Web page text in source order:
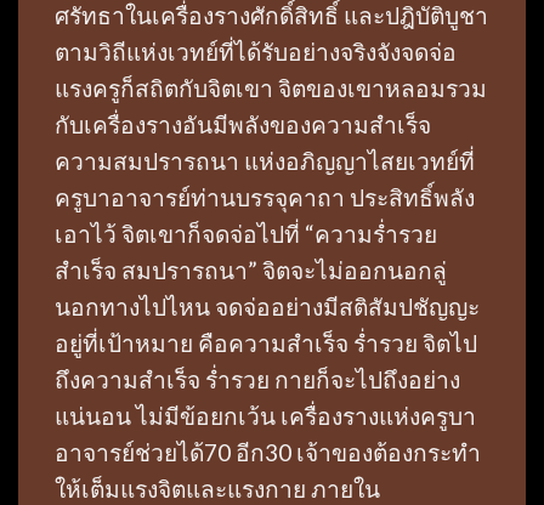
ศรัทธาในเครื่องรางศักดิ์สิทธิ์ และปฎิบัติบูชา
ตามวิถีแห่งเวทย์ที่ได้รับอย่างจริงจังจดจ่อ
แรงครูก็สถิตกับจิตเขา จิตของเขาหลอมรวม
กับเครื่องรางอันมีพลังของความสำเร็จ
ความสมปรารถนา แห่งอภิญญาไสยเวทย์ที่
ครูบาอาจารย์ท่านบรรจุคาถา ประสิทธิ์พลัง
เอาไว้ จิตเขาก็จดจ่อไปที่ “ความร่ำรวย
สำเร็จ สมปรารถนา” จิตจะไม่ออกนอกลู่
นอกทางไปไหน จดจ่ออย่างมีสติสัมปชัญญะ
อยู่ที่เป้าหมาย คือความสำเร็จ ร่ำรวย จิตไป
ถึงความสำเร็จ ร่ำรวย กายก็จะไปถึงอย่าง
แน่นอน ไม่มีข้อยกเว้น เครื่องรางแห่งครูบา
อาจารย์ช่วยได้70 อีก30 เจ้าของต้องกระทำ
ให้เต็มแรงจิตและแรงกาย ภายใน